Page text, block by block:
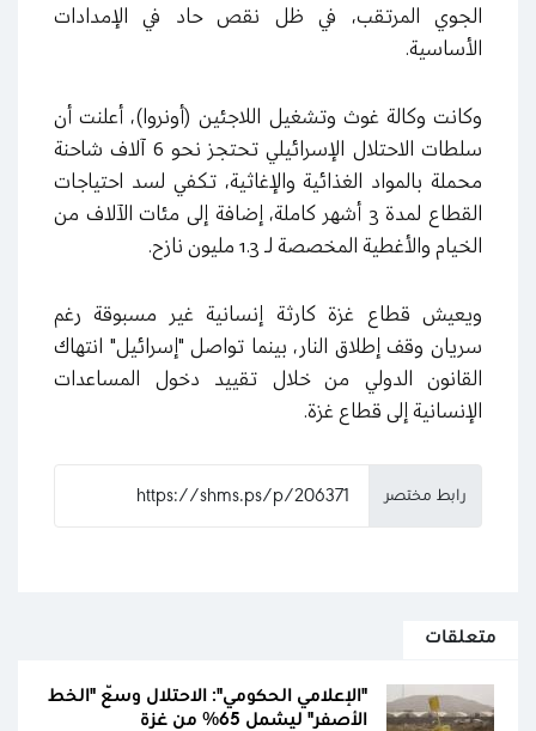
الجوي المرتقب، في ظل نقص حاد في الإمدادات
الأساسية.
وكانت وكالة غوث وتشغيل اللاجئين (أونروا)، أعلنت أن
سلطات الاحتلال الإسرائيلي تحتجز نحو 6 آلاف شاحنة
محملة بالمواد الغذائية والإغاثية، تكفي لسد احتياجات
القطاع لمدة 3 أشهر كاملة، إضافة إلى مئات الآلاف من
الخيام والأغطية المخصصة لـ 1.3 مليون نازح.
ويعيش قطاع غزة كارثة إنسانية غير مسبوقة رغم
سريان وقف إطلاق النار، بينما تواصل "إسرائيل" انتهاك
القانون الدولي من خلال تقييد دخول المساعدات
الإنسانية إلى قطاع غزة.
رابط مختصر
متعلقات
"الإعلامي الحكومي": الاحتلال وسّع "الخط
الأصفر" ليشمل 65% من غزة